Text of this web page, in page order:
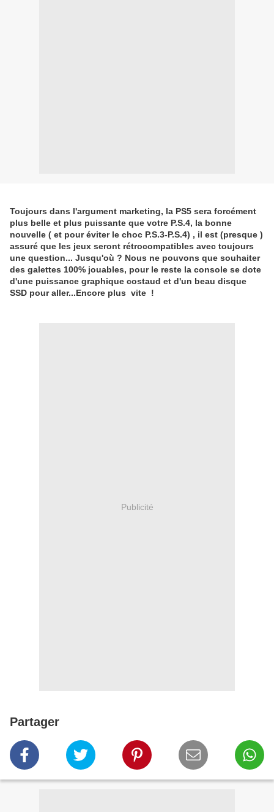
Toujours dans l'argument marketing, la PS5 sera forcément
plus belle et plus puissante que votre P.S.4, la bonne
nouvelle ( et pour éviter le choc P.S.3-P.S.4) , il est (presque )
assuré que les jeux seront rétrocompatibles avec toujours
une question... Jusqu'où ? Nous ne pouvons que souhaiter
des galettes 100% jouables, pour le reste la console se dote
d'une puissance graphique costaud et d'un beau disque
SSD pour aller...Encore plus vite !
Publicité
Partager